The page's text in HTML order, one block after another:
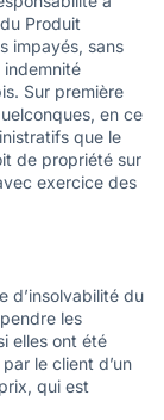
Produit
impayés, sans
indemnité
Sur première
en ce
que le
de propriété sur
exercice des
d’insolvabilité du
les
elles ont été
le client d’un
qui est